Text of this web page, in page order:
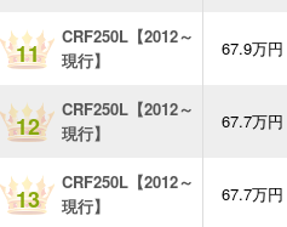
11
CRF250L【2012～
現行】
67.9万円
12
CRF250L【2012～
現行】
67.7万円
13
CRF250L【2012～
現行】
67.7万円